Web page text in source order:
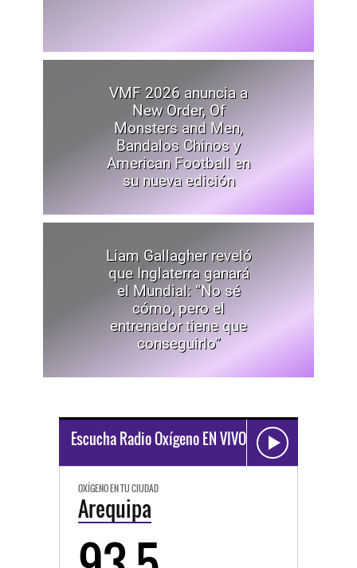
VMF 2026 anuncia a
New Order, Of
Monsters and Men,
Bandalos Chinos y
American Football en
su nueva edición
Liam Gallagher reveló
que Inglaterra ganará
el Mundial: “No sé
cómo, pero el
entrenador tiene que
conseguirlo”
Escucha Radio Oxígeno EN VIVO
OXÍGENO EN TU CIUDAD
Arequipa